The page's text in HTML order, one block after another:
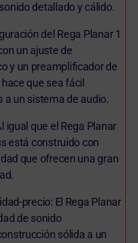
detallado y cálido.
del Rega Planar 1
un ajuste de
y un preamplificador de
que sea fácil
a un sistema de audio.
igual que el Rega Planar
está construido con
que ofrecen una gran
precio: El Rega Planar
de sonido
sólida a un